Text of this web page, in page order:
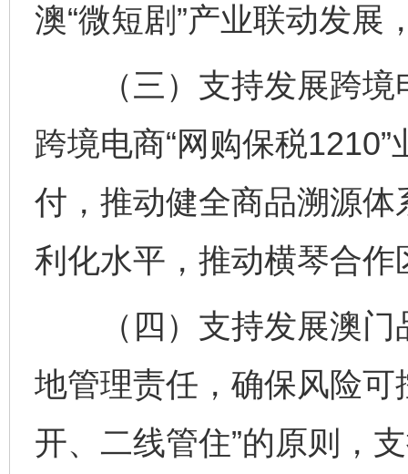
澳“微短剧”产业联动发展
（三）支持发展跨境
跨境电商“网购保税
付，推动健全商品溯源
利化水平，推动横琴合
（四）支持发展澳门
地管理责任，确保风险可
开、二线管住”的原则，